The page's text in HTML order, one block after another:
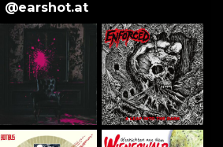
@earshot.at